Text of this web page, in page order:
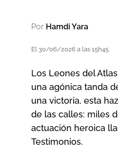
Por Hamdi Yara
El 30/06/2026 a las 15h45
Los Leones del
una agónica tanda
una victoria, esta
de las calles: miles
actuación heroica
Testimonios.